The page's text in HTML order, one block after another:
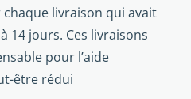
livraison qui avait
14 jours. Ces livraisons
pour l’aide
être ré­dui